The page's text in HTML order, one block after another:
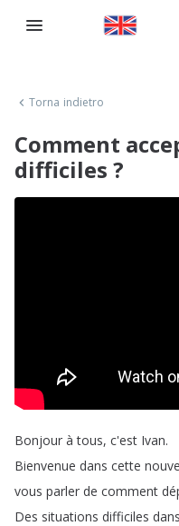
Torna indietro
Comment
difficiles ?
Bonjour à tous, c'est Ivan.
Bienvenue dans cette
vous parler de comment
Des situations difficiles dans